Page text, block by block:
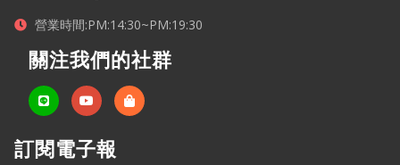
營業時間:PM:14:30~PM:19:30
關注我們的社群
訂閱電子報